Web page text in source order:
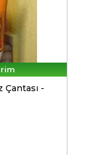
Çantası -